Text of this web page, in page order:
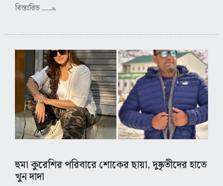
বিস্তারিত
হুমা কুরেশির পরিবারে শোকের ছায়া, দুষ্কৃতীদের হাতে
খুন দাদা